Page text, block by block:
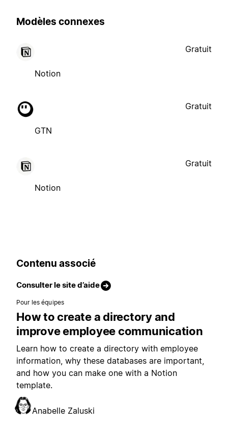
Modèles connexes
Notion
Gratuit
GTN
Gratuit
Notion
Gratuit
Contenu associé
Consulter le site d’aide
Pour les équipes
How to create a directory and
improve employee communication
Learn how to create a directory with employee
information, why these databases are important,
and how you can make one with a Notion
template.
Anabelle Zaluski